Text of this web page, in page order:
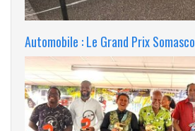
Automobile : Le Grand Prix Somasco